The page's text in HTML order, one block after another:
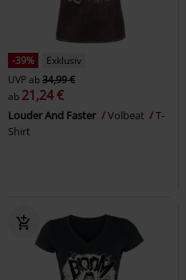
-39%
Exklusiv
UVPab34,99 €
ab 21,24 €
Louder And Faster Volbeat
T-
Shirt